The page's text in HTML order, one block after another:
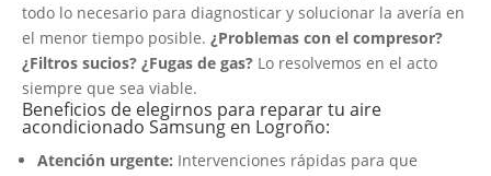
todo lo necesario para diagnosticar y solucionar la avería en
el menor tiempo posible. ¿Problemas con el compresor?
¿Filtros sucios? ¿Fugas de gas? Lo resolvemos en el acto
siempre que sea viable.
Beneficios de elegirnos para reparar tu aire
acondicionado Samsung en Logroño:
Atención urgente: Intervenciones rápidas para que